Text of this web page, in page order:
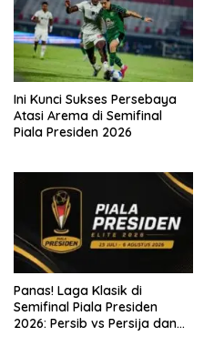
Ini Kunci Sukses Persebaya
Atasi Arema di Semifinal
Piala Presiden 2026
Panas! Laga Klasik di
Semifinal Piala Presiden
2026: Persib vs Persija dan